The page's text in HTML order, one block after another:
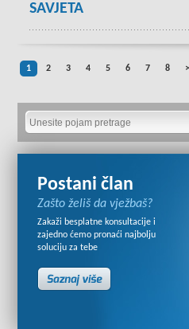
SAVJETA
1 2 3 4 5 6 7 8 >
Postani član
Zašto želiš da vježbaš?
Zakaži besplatne konsultacije i
zajedno ćemo pronaći najbolju
soluciju za tebe